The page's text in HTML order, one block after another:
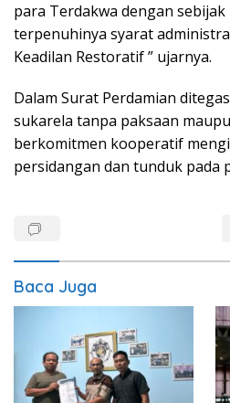
para Terdakwa dengan
terpenuhinya syarat
Keadilan Restoratif ” ujarnya.
Dalam Surat Perdamian
sukarela tanpa paksaan
berkomitmen kooperatif
persidangan dan tunduk pada
Baca Juga